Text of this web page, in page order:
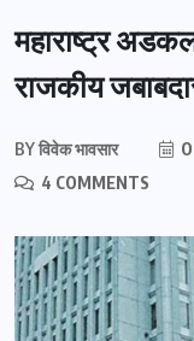
महाराष्ट्र
राजकीय
BYविवेक भावसार
4 COMMENTS